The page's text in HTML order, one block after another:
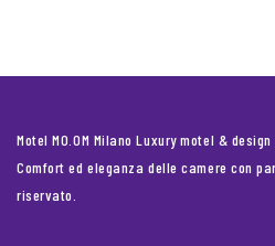
Motel MO.OM Milano Luxury motel &
Comfort ed eleganza delle camere con
riservato.